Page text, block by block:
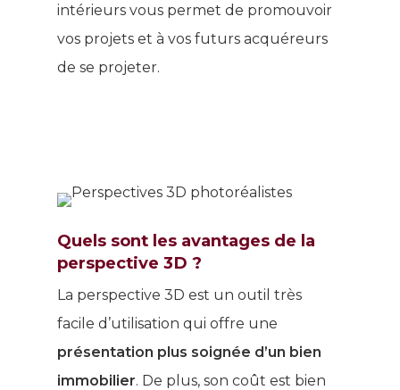
intérieurs vous permet de promouvoir
vos projets et à vos futurs acquéreurs
de se projeter.
Quels sont les avantages de la
perspective 3D ?
La perspective 3D est un outil très
facile d’utilisation qui offre une
présentation plus soignée d’un bien
immobilier. De plus, son coût est bien